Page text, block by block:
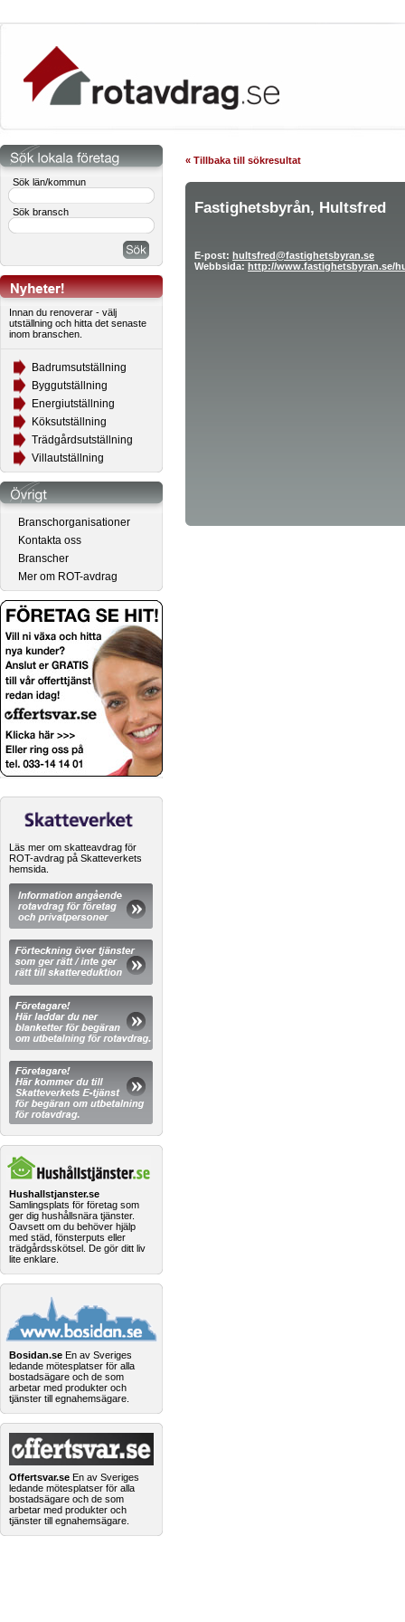
Sök län/kommun
Sök bransch
Innan du renoverar - välj
utställning och hitta det senaste
inom branschen.
Badrumsutställning
Byggutställning
Energiutställning
Köksutställning
Trädgårdsutställning
Villautställning
Branschorganisationer
Kontakta oss
Branscher
Mer om ROT-avdrag
Läs mer om skatteavdrag för
ROT-avdrag på Skatteverkets
hemsida.
Hushallstjanster.se
Samlingsplats för företag som
ger dig hushållsnära tjänster.
Oavsett om du behöver hjälp
med städ, fönsterputs eller
trädgårdsskötsel. De gör ditt liv
lite enklare.
Bosidan.se En av Sveriges
ledande mötesplatser för alla
bostadsägare och de som
arbetar med produkter och
tjänster till egnahemsägare.
Offertsvar.se En av Sveriges
ledande mötesplatser för alla
bostadsägare och de som
arbetar med produkter och
tjänster till egnahemsägare.
« Tillbaka till sökresultat
Fastighetsbyrån, Hultsfred
E-post: hultsfred@fastighetsbyran.se
Webbsida: http://www.fastighetsbyran.se/